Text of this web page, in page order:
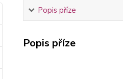
Popis příze
Popis příze